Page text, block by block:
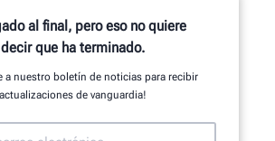
al final, pero eso no quiere
decir que ha terminado.
a nuestro boletín de noticias para recibir
actualizaciones de vanguardia!